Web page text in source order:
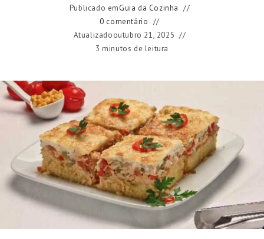
Publicado emGuia da Cozinha
0 comentário
Atualizadooutubro 21, 2025
3 minutos de leitura